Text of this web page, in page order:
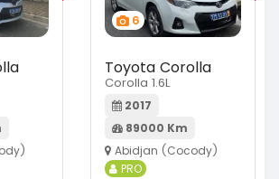
6
Toyota Corolla
Corolla 1.6L
2017
89000 Km
Abidjan (Cocody)
PRO